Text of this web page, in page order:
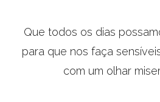
Que todos os dias
para que nos faça
com um olhar